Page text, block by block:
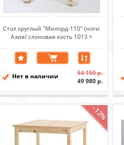
Стол круглый "Милорд-110" (ноги
Азия/ слоновая кость 1013 +
Нет в наличии
54 150 р.
49 980 р.
-12%